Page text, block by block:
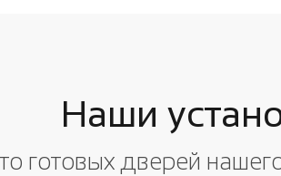
Наши
готовых дверей